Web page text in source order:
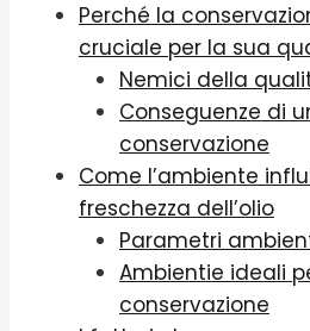
Perché la
cruciale per la sua
Nemici della
Conseguenze di
conservazione
Come l’ambiente
freschezza dell’olio
Parametri
Ambientie ideali
conservazione